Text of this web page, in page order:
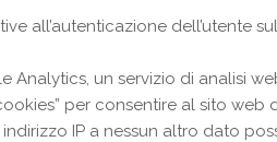
all’autenticazione dell’utente
Analytics, un servizio di analisi
per consentire al sito
IP a nessun altro dato